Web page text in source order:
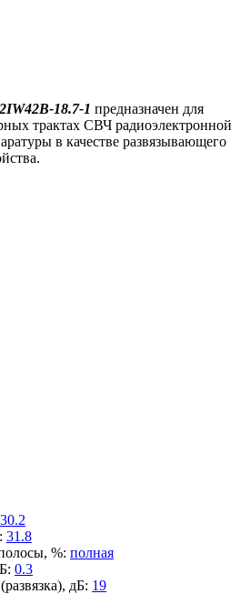
18.7-1 предназначен для
трактах СВЧ радиоэлектронной
в качестве развязывающего
30.2
: 31.8
%: полная
: 0.3
дБ: 19